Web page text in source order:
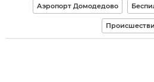
Аэропорт Домодедово